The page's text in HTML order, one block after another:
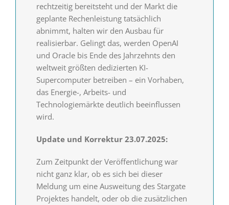
rechtzeitig bereitsteht und der Markt die
geplante Rechen­leistung tatsächlich
abnimmt, halten wir den Ausbau für
realisierbar. Gelingt das, werden OpenAI
und Oracle bis Ende des Jahrzehnts den
weltweit größten dedizierten KI-
Supercomputer betreiben – ein Vorhaben,
das Energie-, Arbeits- und
Technologiemärkte deutlich beeinflussen
wird.
Update und Korrektur 23.07.2025:
Zum Zeitpunkt der Veröffentlichung war
nicht ganz klar, ob es sich bei dieser
Meldung um eine Ausweitung des Stargate
Projektes handelt, oder ob die zusätzlichen